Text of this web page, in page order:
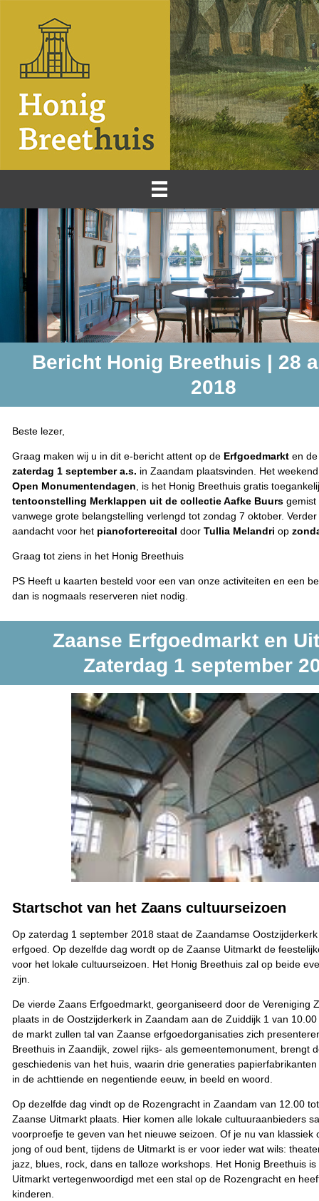
Bericht Honig Breethuis | 28
2018
Beste lezer,
Graag maken wij u in dit e-bericht attent op de Erfgoedmarkt en
zaterdag 1 september a.s. in Zaandam plaatsvinden. Het
Open Monumentendagen, is het Honig Breethuis gratis
tentoonstelling Merklappen uit de collectie Aafke Buurs gemist
vanwege grote belangstelling verlengd tot zondag 7 oktober.
aandacht voor het pianoforterecital door Tullia Melandri op
Graag tot ziens in het Honig Breethuis
PS Heeft u kaarten besteld voor een van onze activiteiten en een
dan is nogmaals reserveren niet nodig.
Zaanse Erfgoedmarkt en
Zaterdag 1 september
Startschot van het Zaans cultuurseizoen
Op zaterdag 1 september 2018 staat de Zaandamse
erfgoed. Op dezelfde dag wordt op de Zaanse Uitmarkt de
voor het lokale cultuurseizoen. Het Honig Breethuis zal op beide
zijn.
De vierde Zaans Erfgoedmarkt, georganiseerd door de Vereniging
plaats in de Oostzijderkerk in Zaandam aan de Zuiddijk 1 van
de markt zullen tal van Zaanse erfgoedorganisaties zich
Breethuis in Zaandijk, zowel rijks- als gemeentemonument, brengt
geschiedenis van het huis, waarin drie generaties
in de achttiende en negentiende eeuw, in beeld en woord.
Op dezelfde dag vindt op de Rozengracht in Zaandam van 12.00
Zaanse Uitmarkt plaats. Hier komen alle lokale cultuuraanbieders
voorproefje te geven van het nieuwe seizoen. Of je nu van klassiek
jong of oud bent, tijdens de Uitmarkt is er voor ieder wat wils:
jazz, blues, rock, dans en talloze workshops. Het Honig Breethuis
Uitmarkt vertegenwoordigd met een stal op de Rozengracht en
kinderen.